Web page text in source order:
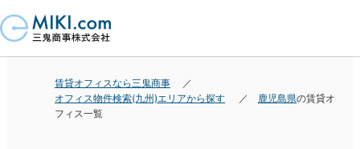
賃貸オフィスなら三鬼商事
オフィス物件検索(九州)エリアから探す
鹿児島県の賃貸オ
フィス一覧